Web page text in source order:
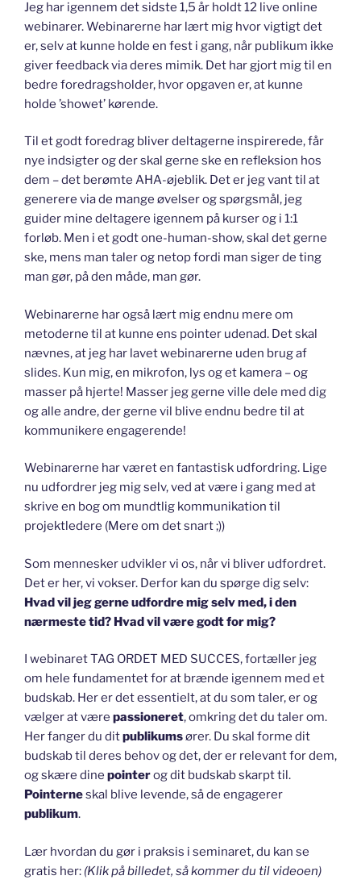
Jeg har igennem det sidste 1,5 år holdt 12 live online
webinarer. Webinarerne har lært mig hvor vigtigt det
er, selv at kunne holde en fest i gang, når publikum ikke
giver feedback via deres mimik. Det har gjort mig til en
bedre foredragsholder, hvor opgaven er, at kunne
holde ’showet’ kørende.
Til et godt foredrag bliver deltagerne inspirerede, får
nye indsigter og der skal gerne ske en refleksion hos
dem – det berømte AHA-øjeblik. Det er jeg vant til at
generere via de mange øvelser og spørgsmål, jeg
guider mine deltagere igennem på kurser og i 1:1
forløb. Men i et godt one-human-show, skal det gerne
ske, mens man taler og netop fordi man siger de ting
man gør, på den måde, man gør.
Webinarerne har også lært mig endnu mere om
metoderne til at kunne ens pointer udenad. Det skal
nævnes, at jeg har lavet webinarerne uden brug af
slides. Kun mig, en mikrofon, lys og et kamera – og
masser på hjerte! Masser jeg gerne ville dele med dig
og alle andre, der gerne vil blive endnu bedre til at
kommunikere engagerende!
Webinarerne har været en fantastisk udfordring. Lige
nu udfordrer jeg mig selv, ved at være i gang med at
skrive en bog om mundtlig kommunikation til
projektledere (Mere om det snart ;))
Som mennesker udvikler vi os, når vi bliver udfordret.
Det er her, vi vokser. Derfor kan du spørge dig selv:
Hvad vil jeg gerne udfordre mig selv med, i den
nærmeste tid? Hvad vil være godt for mig?
I webinaret TAG ORDET MED SUCCES, fortæller jeg
om hele fundamentet for at brænde igennem med et
budskab. Her er det essentielt, at du som taler, er og
vælger at være passioneret, omkring det du taler om.
Her fanger du ditpublikumsører. Du skal forme dit
budskab til deres behov og det, der er relevant for dem,
og skære dine pointerog dit budskab skarpt til.
Pointerneskal blive levende, så de engagerer
publikum.
Lær hvordan du gør i praksis i seminaret, du kan se
gratis her: (Klik på billedet, så kommer du til videoen)